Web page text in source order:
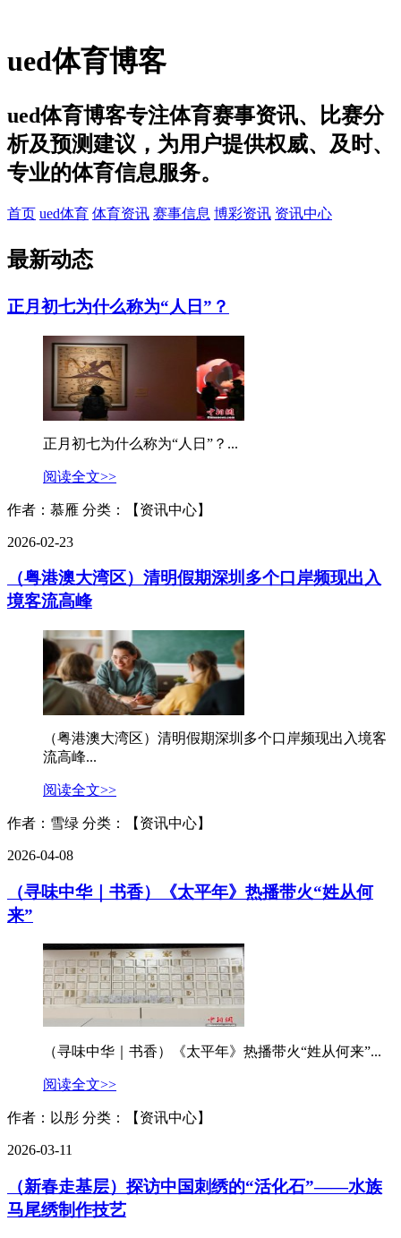
ued体育博客
ued体育博客专注体育赛事资讯、比赛分
析及预测建议，为用户提供权威、及时、
专业的体育信息服务。
首页 ued体育 体育资讯 赛事信息 博彩资讯 资讯中心
最新动态
正月初七为什么称为“人日”？
正月初七为什么称为“人日”？...
阅读全文>>
作者：慕雁 分类：【资讯中心】
2026-02-23
（粤港澳大湾区）清明假期深圳多个口岸频现出入
境客流高峰
（粤港澳大湾区）清明假期深圳多个口岸频现出入境客
流高峰...
阅读全文>>
作者：雪绿 分类：【资讯中心】
2026-04-08
（寻味中华｜书香）《太平年》热播带火“姓从何
来”
（寻味中华｜书香）《太平年》热播带火“姓从何来”...
阅读全文>>
作者：以彤 分类：【资讯中心】
2026-03-11
（新春走基层）探访中国刺绣的“活化石”——水族
马尾绣制作技艺